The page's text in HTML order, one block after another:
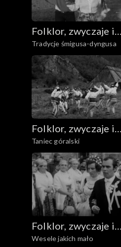
Folklor, zwyczaje i
sztuka ludowa
Tradycje śmigusa-dyngusa
Folklor, zwyczaje i
sztuka ludowa
Taniec góralski
Folklor, zwyczaje i
sztuka ludowa
Wesele jakich mało